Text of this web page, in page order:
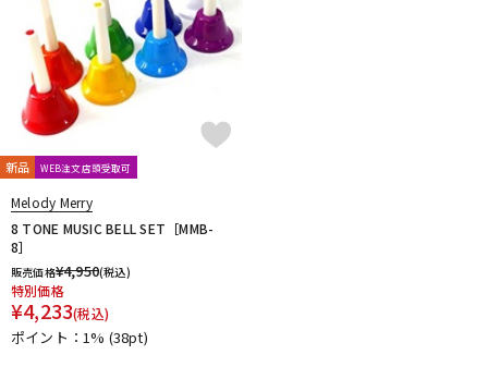
キーボード
アンプ
新品 WEB注文店頭受取可
Melody Merry
8 TONE MUSIC BELL SET［MMB-
8］
販売価格¥4,950(税込)
特別価格
¥4,233(税込)
ポイント：1% (38pt)